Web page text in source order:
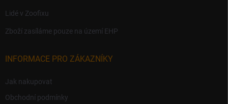
Lidé v Zoofixu
Zboží zasíláme pouze na území EHP
INFORMACE PRO ZÁKAZNÍKY
Jak nakupovat
Obchodní podmínky